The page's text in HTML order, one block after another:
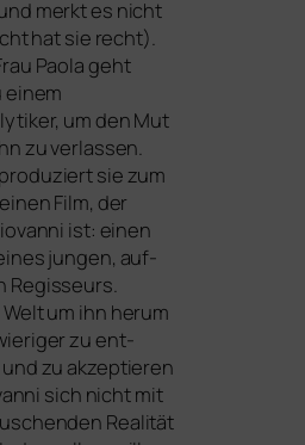
merkt es nicht
hat sie recht).
Paola geht
einem
um den Mut
zu ver­las­sen.
sie zum
Film, der
ist: einen
jun­gen, auf­
Regisseurs.
um ihn her­um
zu ent­
zu akzep­tie­ren
sich nicht mit
Realität